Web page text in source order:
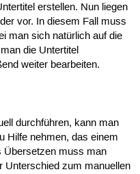
erstellen. Nun liegen
vor. In diesem Fall muss
man sich natürlich auf die
die Untertitel
weiter bearbeiten.
durchführen, kann man
nehmen, das einem
Übersetzen muss man
Unterschied zum manuellen